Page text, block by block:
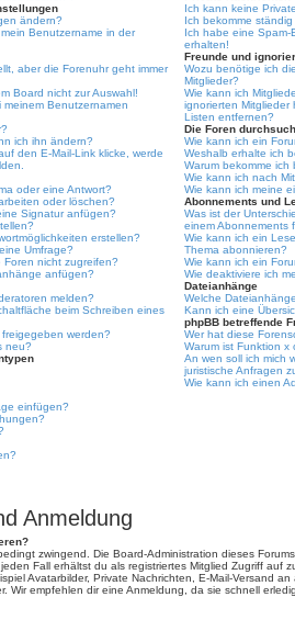
ändern?
Benutzername in der
aber die Forenuhr geht immer
Board nicht zur Auswahl!
Benutzernamen
ich ihn ändern?
den E-Mail-Link klicke, werde
oder eine Antwort?
oder löschen?
Signatur anfügen?
erstellen?
Umfrage?
Foren nicht zugreifen?
anfügen?
melden?
beim Schreiben eines
werden?
neu?
einfügen?
Ich kann keine
Ich bekomme
Ich habe eine Spam-
erhalten!
Freunde und
Wozu benötige ich
Mitglieder?
Wie kann ich
ignorierten
Listen entfernen?
Die Foren
Wie kann ich ein
Weshalb erhalte ich
Warum bekomme
Wie kann ich nach
Wie kann ich meine
Abonnements und
Was ist der
einem Abonnements
Wie kann ich ein
Thema abonnieren?
Wie kann ich ein
Wie deaktiviere ich
Dateianhänge
Welche
Kann ich eine
phpBB betreffende
Wer hat diese
Warum ist Funktion
An wen soll ich mich
juristische Anfragen
Wie kann ich einen
Anmeldung
zwingend. Die Board-Administration dieses
Fall erhältst du als registriertes Mitglied Zugriff auf
Avatarbilder, Private Nachrichten, E-Mail-Versand
Wir empfehlen dir eine Anmeldung, da sie schnell